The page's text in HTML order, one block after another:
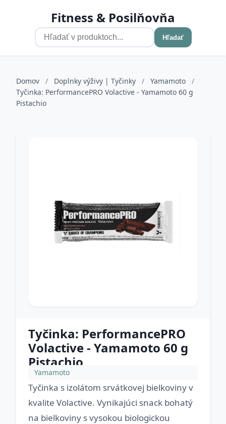
Fitness & Posilňovňa
Hľadať
Domov / Doplnky výživy | Tyčinky / Yamamoto
/
Tyčinka: PerformancePRO Volactive - Yamamoto 60 g
Pistachio
Tyčinka: PerformancePRO
Volactive - Yamamoto 60 g
Pistachio
Yamamoto
Tyčinka s izolátom srvátkovej bielkoviny v
kvalite Volactive. Vynikajúci snack bohatý
na bielkoviny s vysokou biologickou